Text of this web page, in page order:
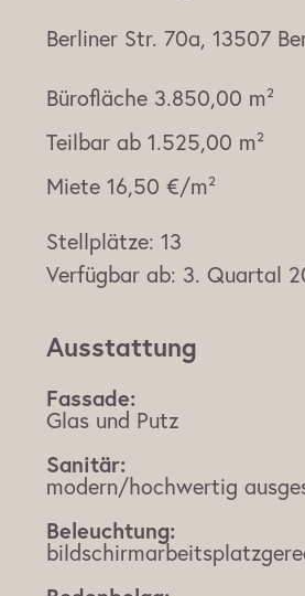
Berliner Str. 70a, 13507
Bürofläche 3.850,00 m²
Teilbar ab 1.525,00 m²
Miete 16,50 €/m²
Stellplätze: 13
Verfügbar ab: 3. Quartal
Ausstattung
Fassade:
Glas und Putz
Sanitär:
modern/hochwertig
Beleuchtung: